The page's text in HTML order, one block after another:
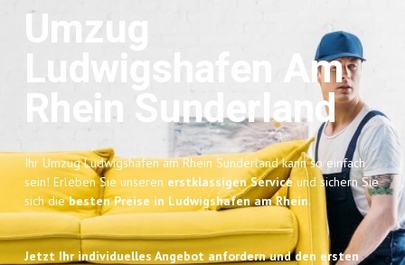
Umzug
Ludwigshafen Am
Rhein Sunderland
Ihr Umzug Ludwigshafen am Rhein Sunderland kann so einfach
sein! Erleben Sie unseren erstklassigen Service und sichern Sie
sich diebesten Preise in Ludwigshafen am Rhein.
Jetzt Ihr individuelles Angebot anfordern und den ersten